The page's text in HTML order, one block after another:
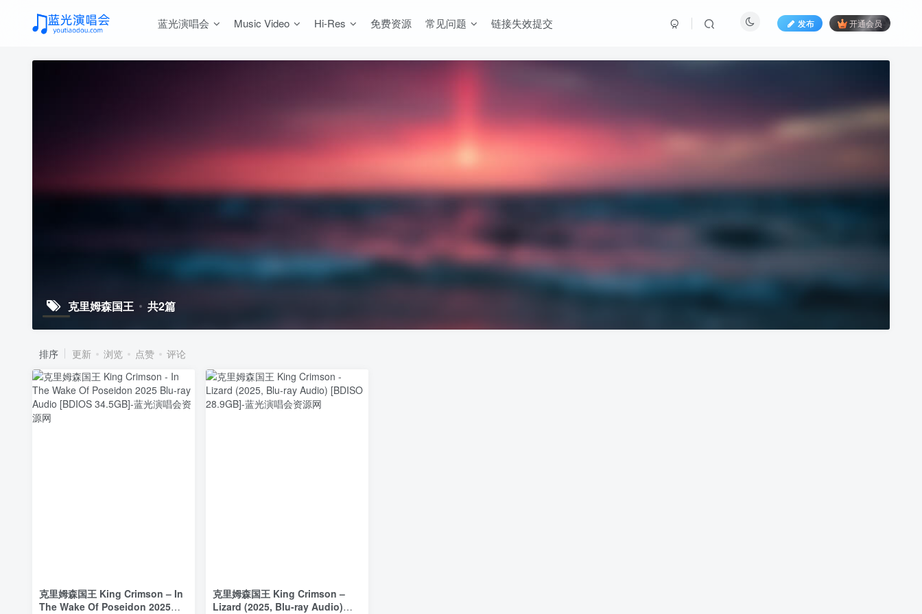
蓝光演唱会 Music Video Hi-Res 免费资源 常见问题 链接失效提交 发布 开通会员
克里姆森国王 共2篇
排序 更新 浏览 点赞 评论
克里姆森国王 King Crimson – In
The Wake Of Poseidon 2025
克里姆森国王 King Crimson –
Lizard (2025, Blu-ray Audio)